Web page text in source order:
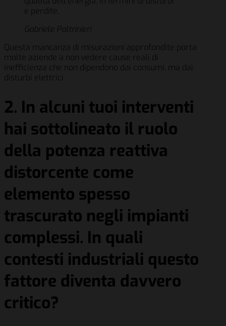
e perdite.
Gabriele Paltrinieri
Questa mancanza di misurazioni approfondite porta
molte aziende a non vedere cause reali di
inefficienza che non dipendono dai consumi, ma dai
disturbi elettrici.
2. In alcuni tuoi interventi
hai sottolineato il ruolo
della potenza reattiva
distorcente come
elemento spesso
trascurato negli impianti
complessi. In quali
contesti industriali questo
fattore diventa davvero
critico?